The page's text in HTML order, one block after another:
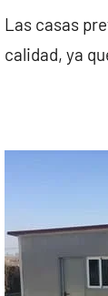
Las casas
calidad, ya